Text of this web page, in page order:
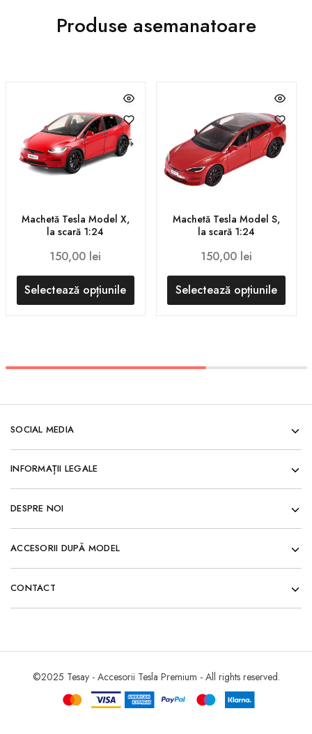
Produse asemanatoare
Machetă Tesla Model X,
la scară 1:24
150,00 lei
Selectează opțiunile
Machetă Tesla Model S,
la scară 1:24
150,00 lei
Selectează opțiunile
SOCIAL MEDIA
INFORMAȚII LEGALE
DESPRE NOI
ACCESORII DUPĂ MODEL
CONTACT
©2025 Tesay - Accesorii Tesla Premium - All rights reserved.